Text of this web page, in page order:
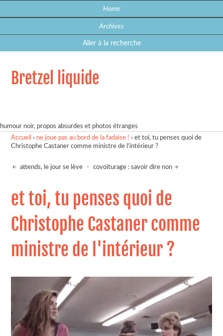
Home
Archives
Aller à la recherche
Bretzel liquide
humour noir, propos absurdes et photos étranges
Accueil › ne joue pas au bord de la fadaise ! ›et toi, tu penses quoi de
Christophe Castaner comme ministre de l'intérieur ?
attends, le jour se lève - covoiturage : savoir dire non
et toi, tu penses quoi de
Christophe Castaner comme
ministre de l'intérieur ?